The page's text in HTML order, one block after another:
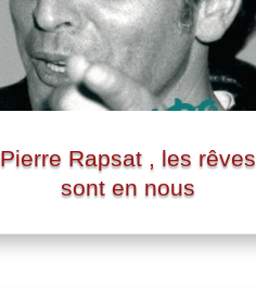
Pierre Rapsat , les rêves
sont en nous